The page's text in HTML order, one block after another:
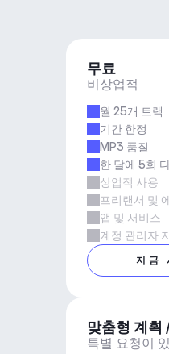
무료
비상업적
월 25개 트랙
기간 한정
MP3 품질
한 달에 5회
상업적 사용
프리랜서 및
앱 및 서비스
계정 관리자
지금
맞춤형 계획
특별 요청이